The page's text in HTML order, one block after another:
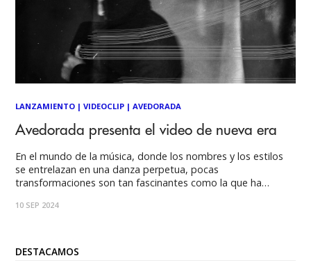
LANZAMIENTO |VIDEOCLIP |AVEDORADA
Avedorada presenta el video de nueva era
En el mundo de la música, donde los nombres y los estilos
se entrelazan en una danza perpetua, pocas
transformaciones son tan fascinantes como la que ha
Conocido anteriormente bajo el seudónimo de Ekhtronic,
10 SEP 2024
DESTACAMOS